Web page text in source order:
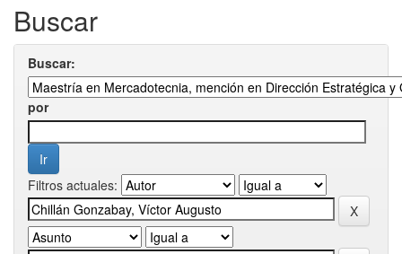
Buscar
Buscar:
por
Filtros actuales: